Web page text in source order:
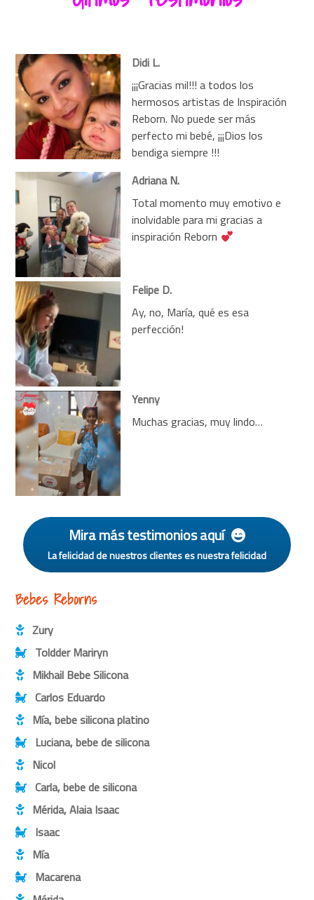
Didi L.
¡¡¡Gracias mil!!! a todos los
hermosos artistas de Inspiración
Reborn. No puede ser más
perfecto mi bebé, ¡¡¡Dios los
bendiga siempre !!!
Adriana N.
Total momento muy emotivo e
inolvidable para mi gracias a
inspiración Reborn
Felipe D.
Ay, no, María, qué es esa
perfección!
Yenny
Muchas gracias, muy lindo…
Mira más testimonios aquí
La felicidad de nuestros clientes es nuestra felicidad
Bebes Reborns
Zury
Toldder Mariryn
Mikhail Bebe Silicona
Carlos Eduardo
Mía, bebe silicona platino
Luciana, bebe de silicona
Nicol
Carla, bebe de silicona
Mérida, Alaia Isaac
Isaac
Mía
Macarena